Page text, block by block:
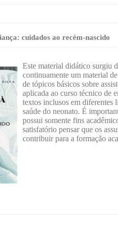
cuidados ao recém-nascido
Este material didático surgiu
continuamente um material
de tópicos básicos sobre
aplicada ao curso técnico de
textos inclusos em diferentes
saúde do neonato. É
possui somente fins
satisfatório pensar que os
contribuir para a formação